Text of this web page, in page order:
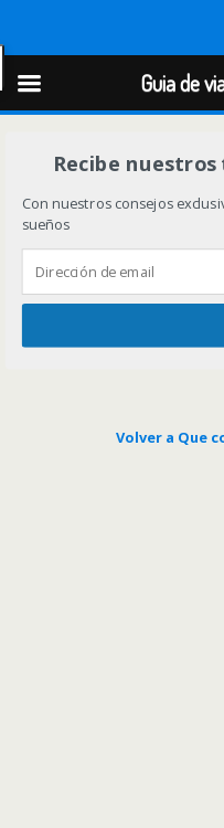
Guia de
Recibe
Con nuestros consejos
sueños
Volver a Que
Guia de